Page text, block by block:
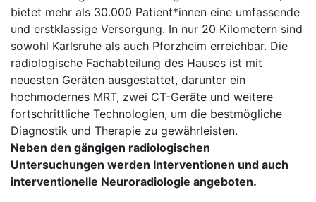
bietet mehr als 30.000 Patient*innen eine umfassende
und erstklassige Versorgung. In nur 20 Kilometern sind
sowohl Karlsruhe als auch Pforzheim erreichbar. Die
radiologische Fachabteilung des Hauses ist mit
neuesten Geräten ausgestattet, darunter ein
hochmodernes MRT, zwei CT-Geräte und weitere
fortschrittliche Technologien, um die bestmögliche
Diagnostik und Therapie zu gewährleisten.
Neben den gängigen radiologischen
Untersuchungen werden Interventionen und auch
interventionelle Neuroradiologie angeboten.